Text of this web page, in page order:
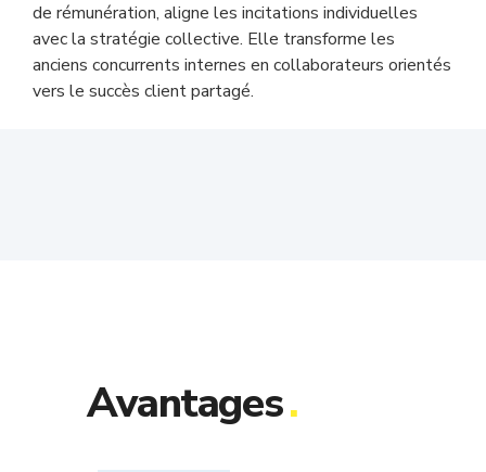
de rémunération, aligne les incitations individuelles
avec la stratégie collective. Elle transforme les
anciens concurrents internes en collaborateurs orientés
vers le succès client partagé.
Avantages.